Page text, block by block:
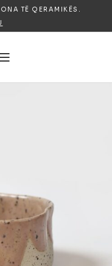
TË QERAMIKËS.